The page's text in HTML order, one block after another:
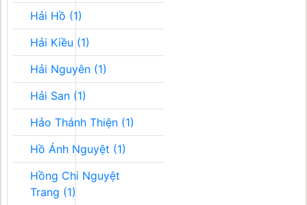
Hải Hồ (1)
Hải Kiều (1)
Hải Nguyên (1)
Hải San (1)
Hảo Thánh Thiện (1)
Hồ Ánh Nguyệt (1)
Hồng Chi Nguyệt
Trang (1)